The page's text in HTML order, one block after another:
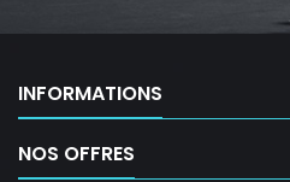
INFORMATIONS
NOS OFFRES